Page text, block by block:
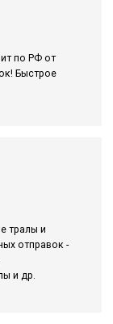
по РФ от
Быстрое
тралы и
отправок -
и др.